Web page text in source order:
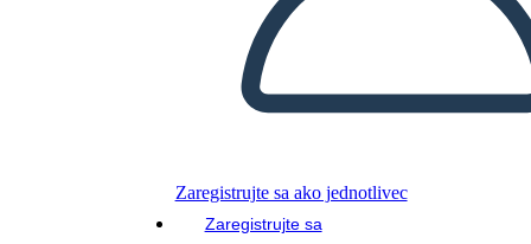
Zaregistrujte sa ako jednotlivec
Zaregistrujte sa